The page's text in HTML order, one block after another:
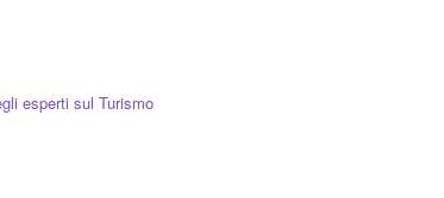
esperti sul Turismo